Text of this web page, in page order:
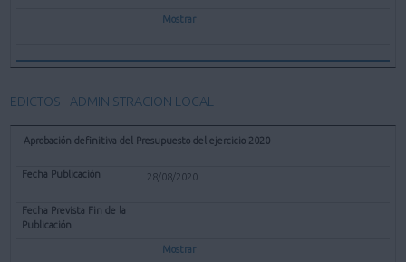
Mostrar
EDICTOS - ADMINISTRACION LOCAL
Aprobación definitiva del Presupuesto del ejercicio 2020
28/08/2020
Mostrar